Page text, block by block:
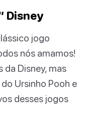
Disney
jogo
nós amamos!
da Disney, mas
Ursinho Pooh e
desses jogos